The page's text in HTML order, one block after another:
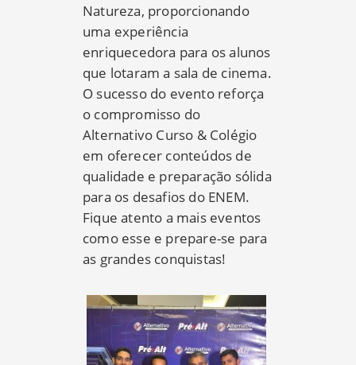
Natureza, proporcionando
uma experiência
enriquecedora para os alunos
que lotaram a sala de cinema.
O sucesso do evento reforça
o compromisso do
Alternativo Curso & Colégio
em oferecer conteúdos de
qualidade e preparação sólida
para os desafios do ENEM.
Fique atento a mais eventos
como esse e prepare-se para
as grandes conquistas!